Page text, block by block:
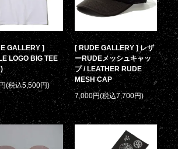
GALLERY ]
LOGO BIG TEE
(税込5,500円)
[ RUDE GALLERY ] レザ
ーRUDEメッシュキャッ
プ / LEATHER RUDE
MESH CAP
7,000円(税込7,700円)